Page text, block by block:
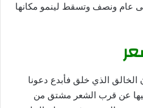
عام ونصف وتسقط لينمو مكانها
الذي خلق فأبدع دعونا
عن قرب الشعر مشتق من